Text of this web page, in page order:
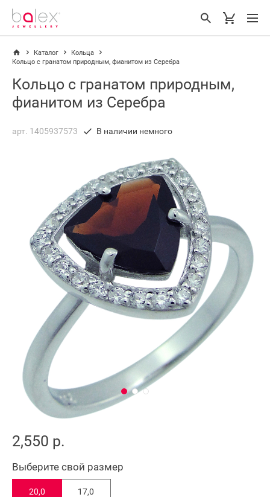
Каталог
Кольца
Кольцо с гранатом природным, фианитом из Серебра
Кольцо с гранатом природным,
фианитом из Серебра
арт. 1405937573 В наличии немного
2,550 р.
Выберите свой размер
20,0 17,0